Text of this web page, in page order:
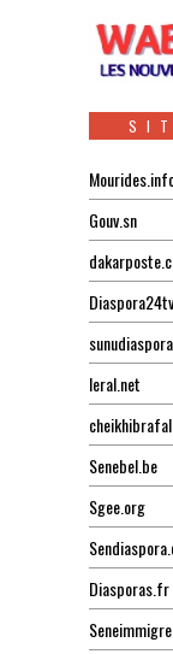
Gouv.sn
leral.net
Senebel.be
Sgee.org
Diasporas.fr